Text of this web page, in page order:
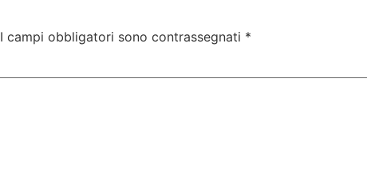
I campi obbligatori sono contrassegnati *